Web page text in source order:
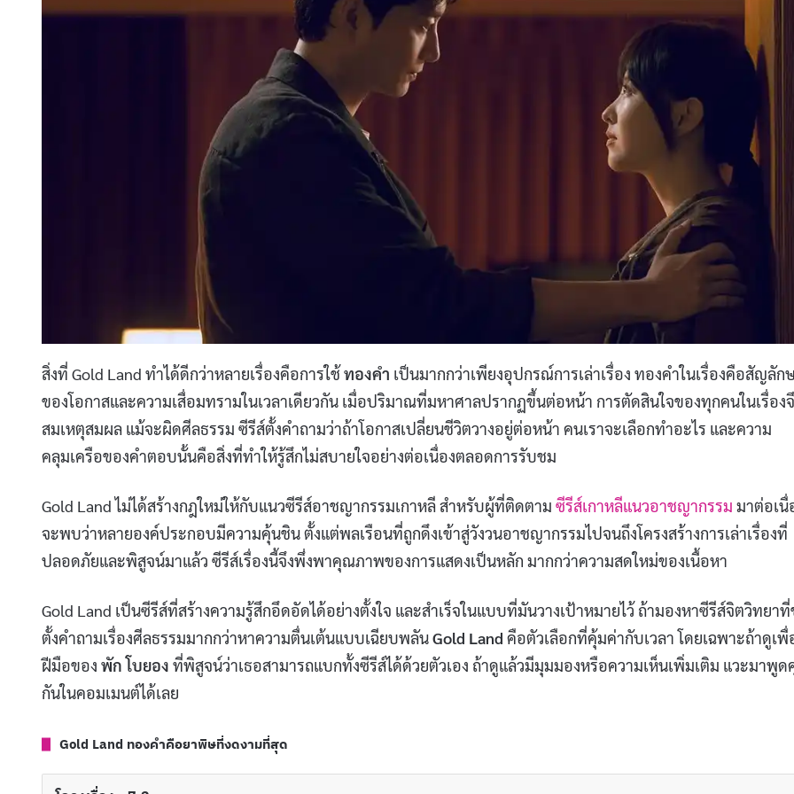
สิ่งที่ Gold Land ทำได้ดีกว่าหลายเรื่องคือการใช้ทองคำ เป็นมากกว่าเพียงอุปกรณ์การเล่าเรื่อง ทองคำในเรื่องคือสัญลั
ของโอกาสและความเสื่อมทรามในเวลาเดียวกัน เมื่อปริมาณที่มหาศาลปรากฏขึ้นต่อหน้า การตัดสินใจของทุกคนในเรื่อง
สมเหตุสมผล แม้จะผิดศีลธรรม ซีรีส์ตั้งคำถามว่าถ้าโอกาสเปลี่ยนชีวิตวางอยู่ต่อหน้า คนเราจะเลือกทำอะไร และความ
คลุมเครือของคำตอบนั้นคือสิ่งที่ทำให้รู้สึกไม่สบายใจอย่างต่อเนื่องตลอดการรับชม
Gold Land ไม่ได้สร้างกฎใหม่ให้กับแนวซีรีส์อาชญากรรมเกาหลี สำหรับผู้ที่ติดตาม ซีรีส์เกาหลีแนวอาชญากรรม มาต่อเนื่
จะพบว่าหลายองค์ประกอบมีความคุ้นชิน ตั้งแต่พลเรือนที่ถูกดึงเข้าสู่วังวนอาชญากรรมไปจนถึงโครงสร้างการเล่าเรื่องที่
ปลอดภัยและพิสูจน์มาแล้ว ซีรีส์เรื่องนี้จึงพึ่งพาคุณภาพของการแสดงเป็นหลัก มากกว่าความสดใหม่ของเนื้อหา
Gold Land เป็นซีรีส์ที่สร้างความรู้สึกอึดอัดได้อย่างตั้งใจ และสำเร็จในแบบที่มันวางเป้าหมายไว้ ถ้ามองหาซีรีส์จิตวิทยา
ตั้งคำถามเรื่องศีลธรรมมากกว่าหาความตื่นเต้นแบบเฉียบพลันGold Land คือตัวเลือกที่คุ้มค่ากับเวลา โดยเฉพาะถ้าดูเ
ฝีมือของ พัก โบยอง ที่พิสูจน์ว่าเธอสามารถแบกทั้งซีรีส์ได้ด้วยตัวเอง ถ้าดูแล้วมีมุมมองหรือความเห็นเพิ่มเติม แวะมาพูด
กันในคอมเมนต์ได้เลย
Gold Land ทองคำคือยาพิษที่งดงามที่สุด